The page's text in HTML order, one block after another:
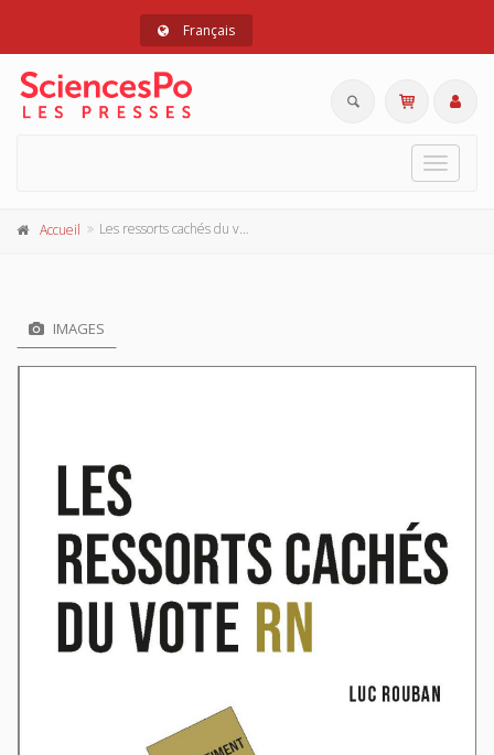
Français
Toggle
Accueil Les ressorts cachés du vote RN
IMAGES